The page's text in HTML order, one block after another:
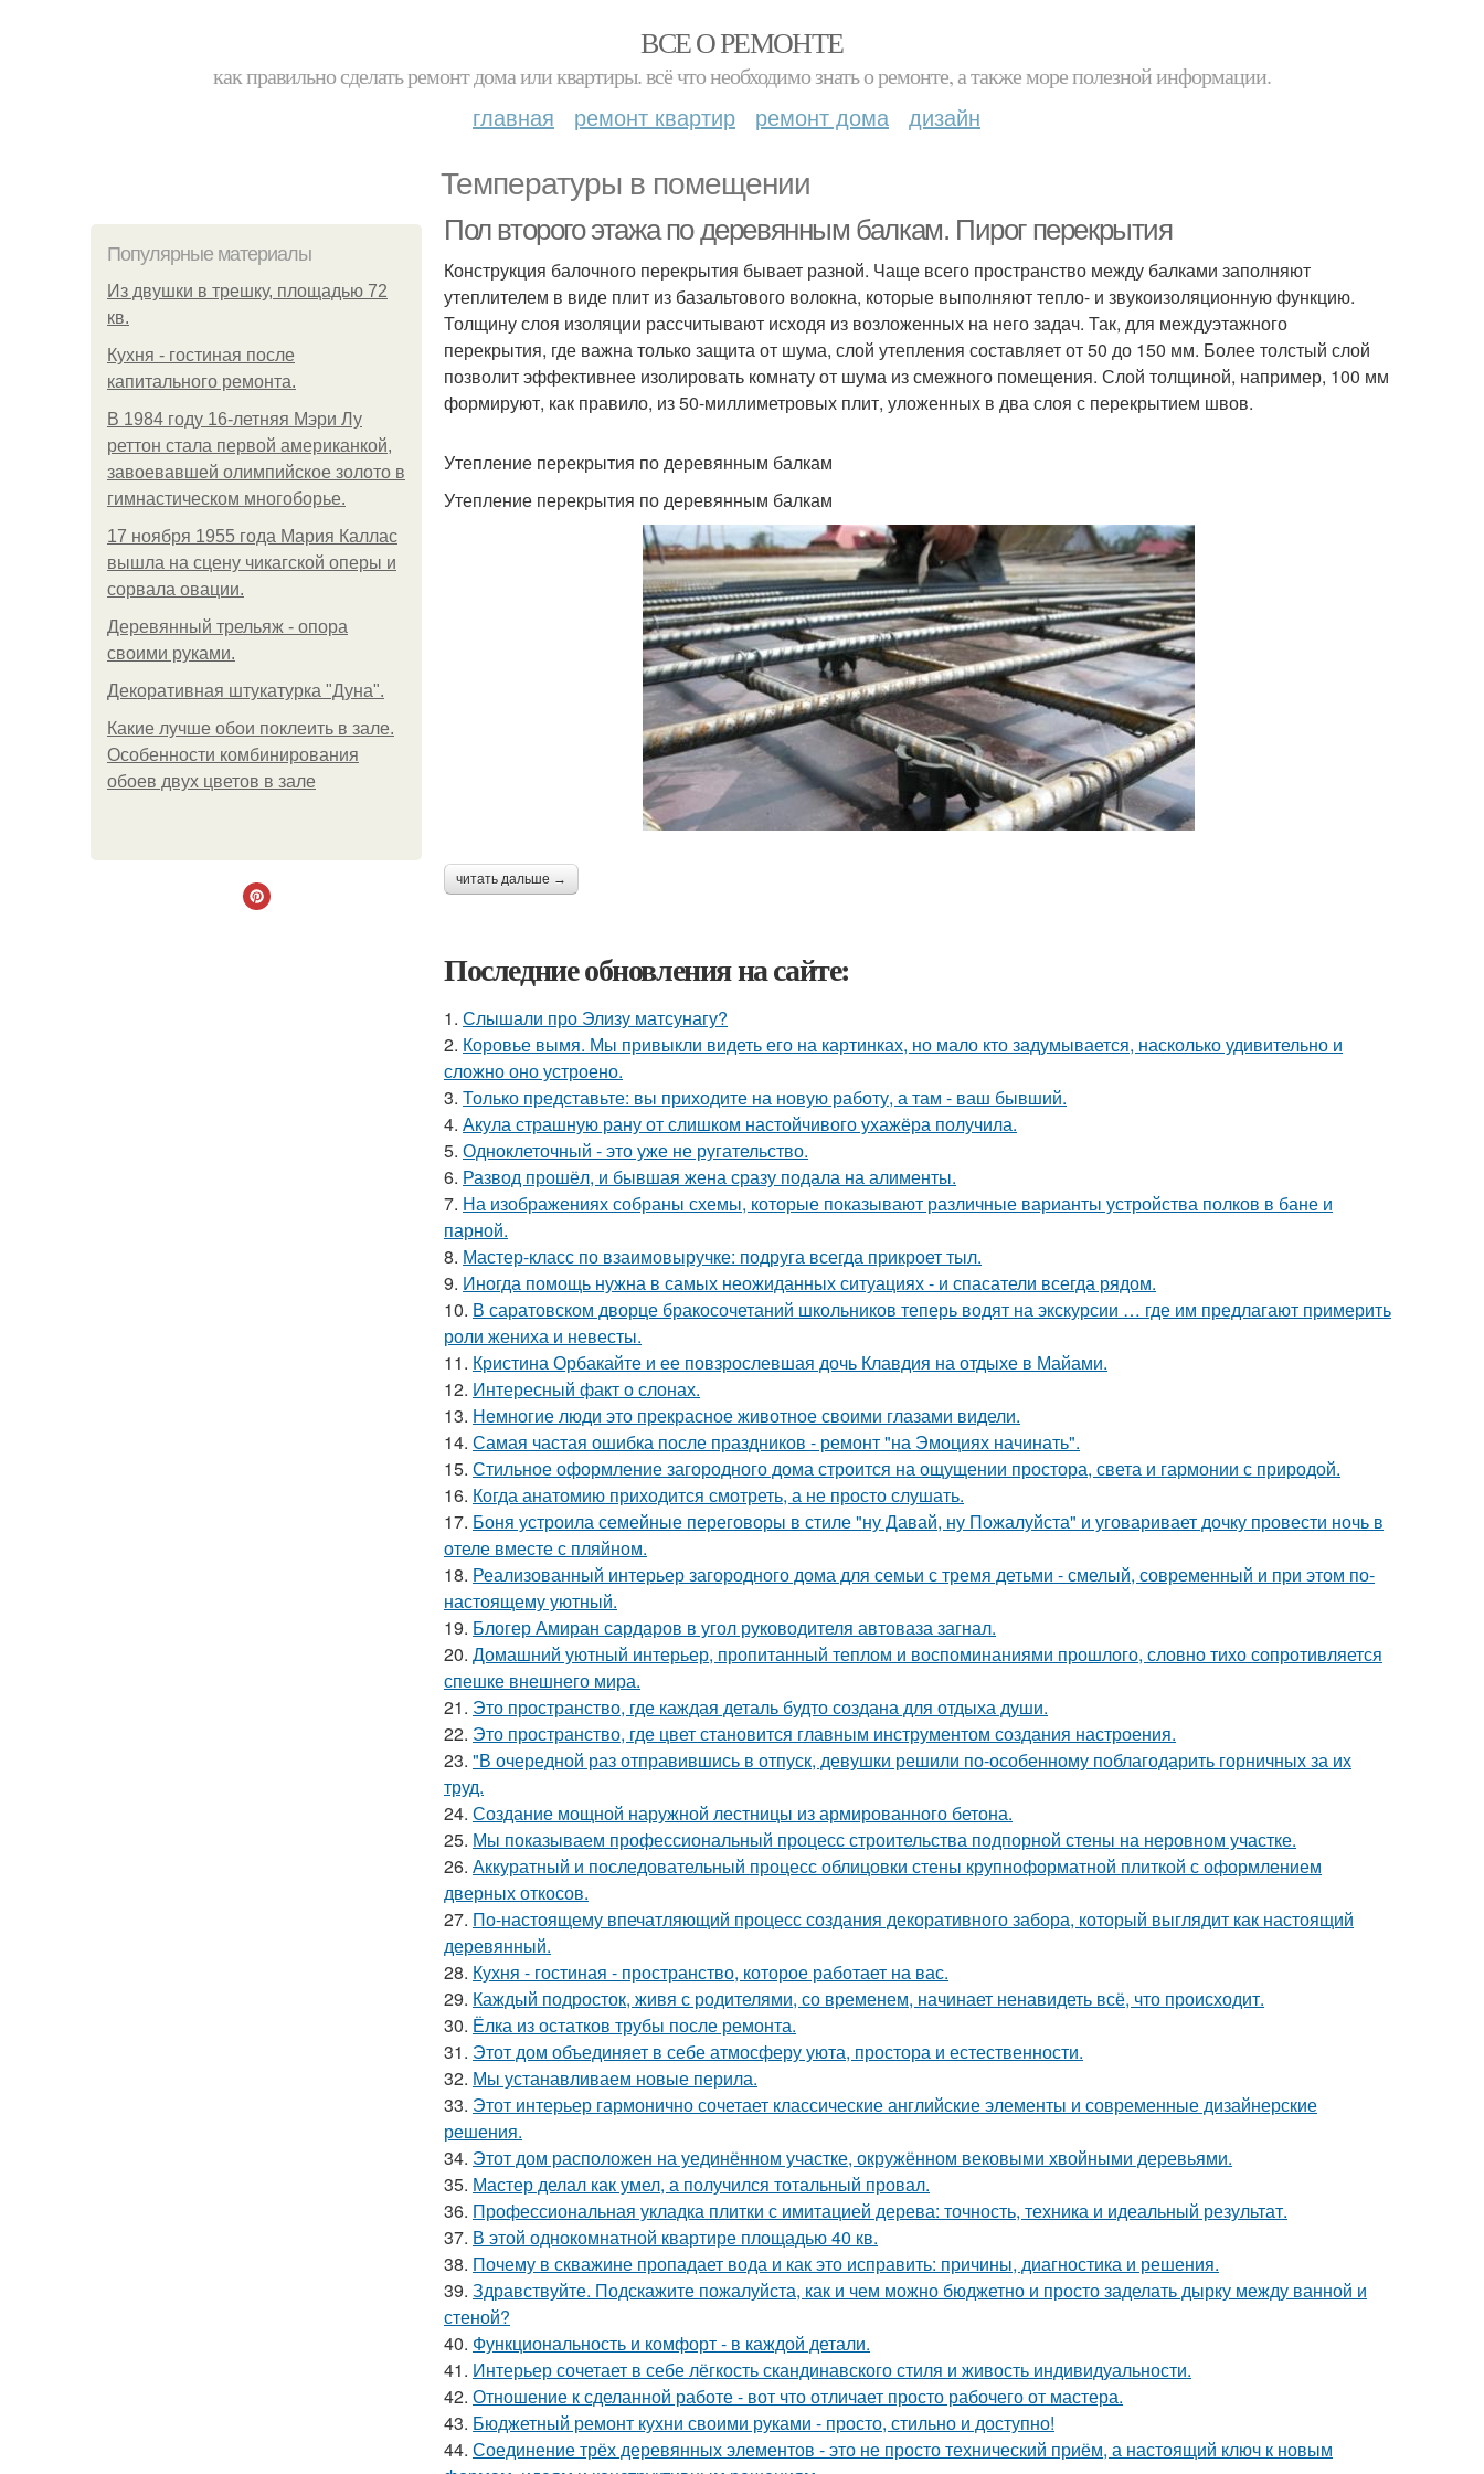
ВСЕ О РЕМОНТЕ
как правильно сделать ремонт дома или квартиры. всё что необходимо знать о ремонте, а также море полезной информации.
главная ремонт квартир ремонт дома дизайн
Температуры в помещении
Популярные материалы
Из двушки в трешку, площадью 72
кв.
Кухня - гостиная после
капитального ремонта.
В 1984 году 16-летняя Мэри Лу
реттон стала первой американкой,
завоевавшей олимпийское золото в
гимнастическом многоборье.
17 ноября 1955 года Мария Каллас
вышла на сцену чикагской оперы и
сорвала овации.
Деревянный трельяж - опора
своими руками.
Декоративная штукатурка "Дуна".
Какие лучше обои поклеить в зале.
Особенности комбинирования
обоев двух цветов в зале
Пол второго этажа по деревянным балкам. Пирог перекрытия
Конструкция балочного перекрытия бывает разной. Чаще всего пространство между балками заполняют
утеплителем в виде плит из базальтового волокна, которые выполняют тепло- и звукоизоляционную функцию.
Толщину слоя изоляции рассчитывают исходя из возложенных на него задач. Так, для междуэтажного
перекрытия, где важна только защита от шума, слой утепления составляет от 50 до 150 мм. Более толстый слой
позволит эффективнее изолировать комнату от шума из смежного помещения. Слой толщиной, например, 100 мм
формируют, как правило, из 50-миллиметровых плит, уложенных в два слоя с перекрытием швов.
Утепление перекрытия по деревянным балкам
Утепление перекрытия по деревянным балкам
читать дальше →
Последние обновления на сайте:
1. Слышали про Элизу матсунагу?
2. Коровье вымя. Мы привыкли видеть его на картинках, но мало кто задумывается, насколько удивительно и
сложно оно устроено.
3. Только представьте: вы приходите на новую работу, а там - ваш бывший.
4. Акула страшную рану от слишком настойчивого ухажёра получила.
5. Одноклеточный - это уже не ругательство.
6. Развод прошёл, и бывшая жена сразу подала на алименты.
7. На изображениях собраны схемы, которые показывают различные варианты устройства полков в бане и
парной.
8. Мастер-класс по взаимовыручке: подруга всегда прикроет тыл.
9. Иногда помощь нужна в самых неожиданных ситуациях - и спасатели всегда рядом.
10. В саратовском дворце бракосочетаний школьников теперь водят на экскурсии … где им предлагают примерить
роли жениха и невесты.
11. Кристина Орбакайте и ее повзрослевшая дочь Клавдия на отдыхе в Майами.
12. Интересный факт о слонах.
13. Немногие люди это прекрасное животное своими глазами видели.
14. Самая частая ошибка после праздников - ремонт "на Эмоциях начинать".
15. Стильное оформление загородного дома строится на ощущении простора, света и гармонии с природой.
16. Когда анатомию приходится смотреть, а не просто слушать.
17. Боня устроила семейные переговоры в стиле "ну Давай, ну Пожалуйста" и уговаривает дочку провести ночь в
отеле вместе с пляйном.
18. Реализованный интерьер загородного дома для семьи с тремя детьми - смелый, современный и при этом по-
настоящему уютный.
19. Блогер Амиран сардаров в угол руководителя автоваза загнал.
20. Домашний уютный интерьер, пропитанный теплом и воспоминаниями прошлого, словно тихо сопротивляется
спешке внешнего мира.
21. Это пространство, где каждая деталь будто создана для отдыха души.
22. Это пространство, где цвет становится главным инструментом создания настроения.
23. "В очередной раз отправившись в отпуск, девушки решили по-особенному поблагодарить горничных за их
труд.
24. Создание мощной наружной лестницы из армированного бетона.
25. Мы показываем профессиональный процесс строительства подпорной стены на неровном участке.
26. Аккуратный и последовательный процесс облицовки стены крупноформатной плиткой с оформлением
дверных откосов.
27. По-настоящему впечатляющий процесс создания декоративного забора, который выглядит как настоящий
деревянный.
28. Кухня - гостиная - пространство, которое работает на вас.
29. Каждый подросток, живя с родителями, со временем, начинает ненавидеть всё, что происходит.
30. Ёлка из остатков трубы после ремонта.
31. Этот дом объединяет в себе атмосферу уюта, простора и естественности.
32. Мы устанавливаем новые перила.
33. Этот интерьер гармонично сочетает классические английские элементы и современные дизайнерские
решения.
34. Этот дом расположен на уединённом участке, окружённом вековыми хвойными деревьями.
35. Мастер делал как умел, а получился тотальный провал.
36. Профессиональная укладка плитки с имитацией дерева: точность, техника и идеальный результат.
37. В этой однокомнатной квартире площадью 40 кв.
38. Почему в скважине пропадает вода и как это исправить: причины, диагностика и решения.
39. Здравствуйте. Подскажите пожалуйста, как и чем можно бюджетно и просто заделать дырку между ванной и
стеной?
40. Функциональность и комфорт - в каждой детали.
41. Интерьер сочетает в себе лёгкость скандинавского стиля и живость индивидуальности.
42. Отношение к сделанной работе - вот что отличает просто рабочего от мастера.
43. Бюджетный ремонт кухни своими руками - просто, стильно и доступно!
44. Соединение трёх деревянных элементов - это не просто технический приём, а настоящий ключ к новым